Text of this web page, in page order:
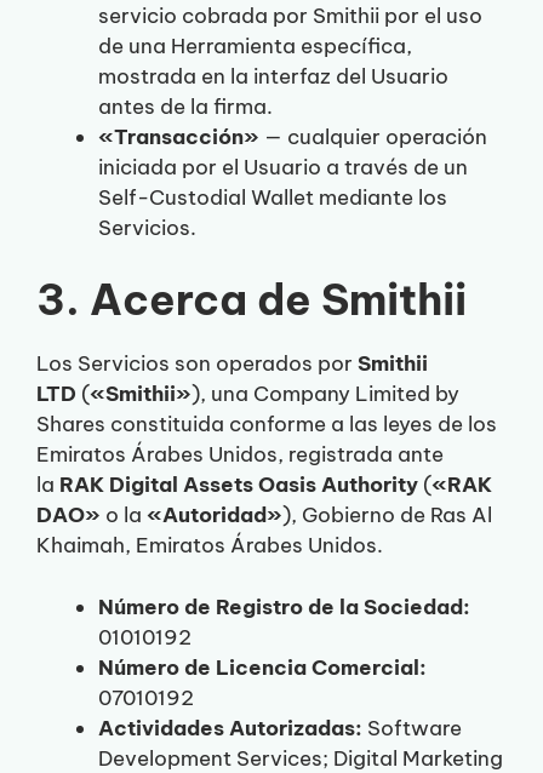
servicio cobrada por Smithii por el uso
de una Herramienta específica,
mostrada en la interfaz del Usuario
antes de la firma.
«Transacción» — cualquier operación
iniciada por el Usuario a través de un
Self-Custodial Wallet mediante los
Servicios.
3. Acerca de Smithii
Los Servicios son operados por Smithii
LTD («Smithii»), una Company Limited by
Shares constituida conforme a las leyes de los
Emiratos Árabes Unidos, registrada ante
la RAK Digital Assets Oasis Authority («RAK
DAO» o la «Autoridad»), Gobierno de Ras Al
Khaimah, Emiratos Árabes Unidos.
Número de Registro de la Sociedad:
01010192
Número de Licencia Comercial:
07010192
Actividades Autorizadas: Software
Development Services; Digital Marketing